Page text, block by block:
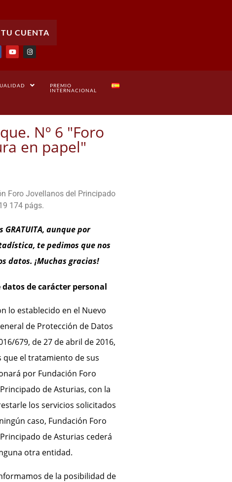
TU CUENTA
PREMIO
INTERNACIONAL
Nº 6 "Foro
en papel"
Foro Jovellanos del Principado
174 págs.
GRATUITA, aunque por
te pedimos que nos
datos. ¡Muchas gracias!
datos de carácter personal
lo establecido en el Nuevo
de Protección de Datos
679, de 27 de abril de 2016,
que el tratamiento de sus
por Fundación Foro
de Asturias, con la
los servicios solicitados
caso, Fundación Foro
de Asturias cederá
otra entidad.
de la posibilidad de